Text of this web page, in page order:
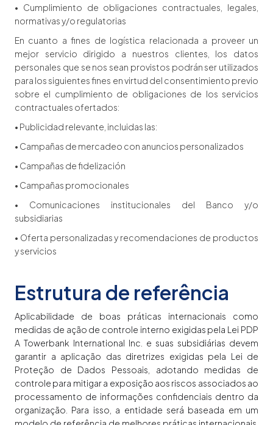
• Cumplimiento de obligaciones contractuales, legales,
normativas y/o regulatorias
En cuanto a fines de logística relacionada a proveer un
mejor servicio dirigido a nuestros clientes, los datos
personales que se nos sean provistos podrán ser utilizados
para los siguientes fines en virtud del consentimiento previo
sobre el cumplimiento de obligaciones de los servicios
contractuales ofertados:
• Publicidad relevante, incluidas las:
• Campañas de mercadeo con anuncios personalizados
• Campañas de fidelización
• Campañas promocionales
• Comunicaciones institucionales del Banco y/o
subsidiarias
• Oferta personalizadas y recomendaciones de productos
y servicios
Estrutura de referência
Aplicabilidade de boas práticas internacionais como
medidas de ação de controle interno exigidas pela Lei PDP
A Towerbank International Inc. e suas subsidiárias devem
garantir a aplicação das diretrizes exigidas pela Lei de
Proteção de Dados Pessoais, adotando medidas de
controle para mitigar a exposição aos riscos associados ao
processamento de informações confidenciais dentro da
organização. Para isso, a entidade será baseada em um